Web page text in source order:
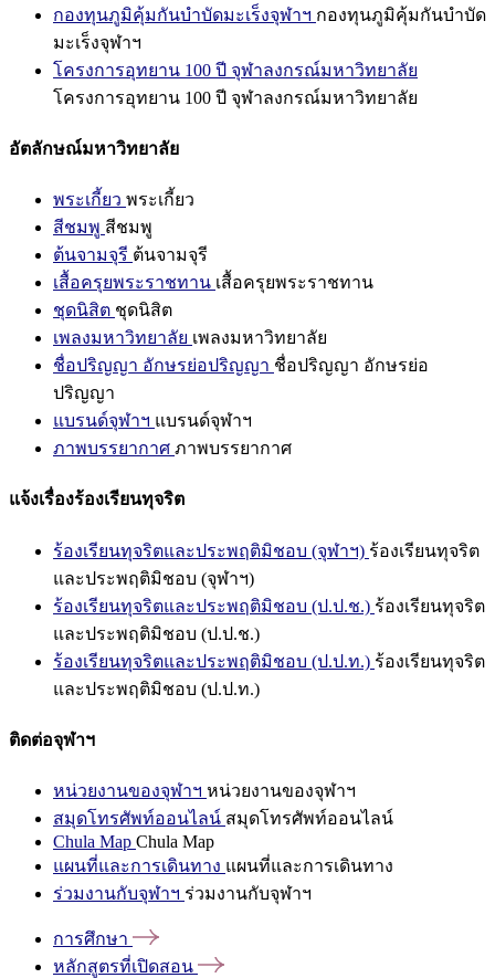
กองทุนภูมิคุ้มกันบำบัดมะเร็งจุฬาฯ กองทุนภูมิคุ้มกันบำบัด
มะเร็งจุฬาฯ
โครงการอุทยาน 100 ปี จุฬาลงกรณ์มหาวิทยาลัย
โครงการอุทยาน 100 ปี จุฬาลงกรณ์มหาวิทยาลัย
อัตลักษณ์มหาวิทยาลัย
พระเกี้ยว พระเกี้ยว
สีชมพู สีชมพู
ต้นจามจุรี ต้นจามจุรี
เสื้อครุยพระราชทาน เสื้อครุยพระราชทาน
ชุดนิสิต ชุดนิสิต
เพลงมหาวิทยาลัย เพลงมหาวิทยาลัย
ชื่อปริญญา อักษรย่อปริญญา ชื่อปริญญา อักษรย่อ
ปริญญา
แบรนด์จุฬาฯ แบรนด์จุฬาฯ
ภาพบรรยากาศ ภาพบรรยากาศ
แจ้งเรื่องร้องเรียนทุจริต
ร้องเรียนทุจริตและประพฤติมิชอบ (จุฬาฯ) ร้องเรียนทุจริต
และประพฤติมิชอบ (จุฬาฯ)
ร้องเรียนทุจริตและประพฤติมิชอบ (ป.ป.ช.) ร้องเรียนทุจริต
และประพฤติมิชอบ (ป.ป.ช.)
ร้องเรียนทุจริตและประพฤติมิชอบ (ป.ป.ท.) ร้องเรียนทุจริต
และประพฤติมิชอบ (ป.ป.ท.)
ติดต่อจุฬาฯ
หน่วยงานของจุฬาฯ หน่วยงานของจุฬาฯ
สมุดโทรศัพท์ออนไลน์ สมุดโทรศัพท์ออนไลน์
Chula Map Chula Map
แผนที่และการเดินทาง แผนที่และการเดินทาง
ร่วมงานกับจุฬาฯ ร่วมงานกับจุฬาฯ
การศึกษา
หลักสูตรที่เปิดสอน